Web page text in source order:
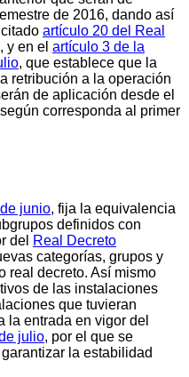
de 2016, dando así
artículo 20 del Real
, y en el artículo 3 de la
, que establece que la
retribución a la operación
de aplicación desde el
corresponda al primer
junio, fija la equivalencia
definidos con
del Real Decreto
categorías, grupos y
real decreto. Así mismo
de las instalaciones
que tuvieran
la entrada en vigor del
julio, por el que se
la estabilidad